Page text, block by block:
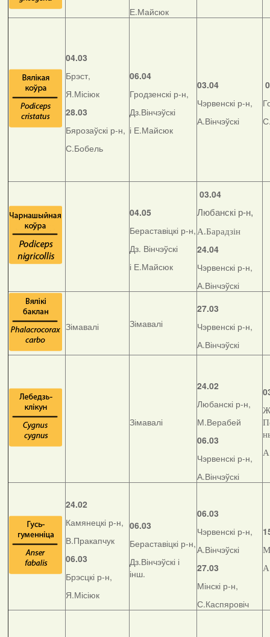
Е.Майсюк
04.03
Брэст,
Я.Місіюк
28.03
Бярозаўскі р-н,
С.Бобель
06.04
Гродзенскі р-н,
Дз.Вінчэўскі
і Е.Майсюк
03.04
Чэрвенскі р-н,
А.Вінчэўскі
04.05
Бераставіцкі р-н,
Дз. Вінчэўскі
і Е.Майсюк
03.04
Любанскі р-н,
А.Барадзін
24.04
Чэрвенскі р-н,
А.Вінчэўскі
Зімавалі Зімавалі
27.03
Чэрвенскі р-н,
А.Вінчэўскі
Зімавалі
24.02
Любанскі р-н,
М.Верабей
06.03
Чэрвенскі р-н,
А.Вінчэўскі
24.02
Камянецкі р-н,
В.Пракапчук
06.03
Брэсцкі р-н,
Я.Місіюк
06.03
Бераставіцкі р-н,
Дз.Вінчэўскі і
інш.
06.03
Чэрвенскі р-н,
А.Вінчэўскі
27.03
Мінскі р-н,
С.Каспяровіч